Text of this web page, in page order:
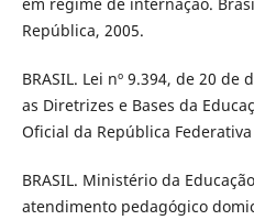
República, 2005.
BRASIL. Lei nº 9.394, de 20
as Diretrizes e Bases da
Oficial da República
BRASIL. Ministério da
atendimento pedagógico